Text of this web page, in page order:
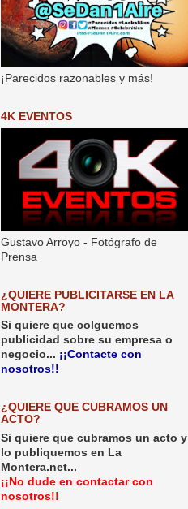
¡Parecidos razonables y más!
4K EVENTOS
Gustavo Arroyo - Fotógrafo de
Prensa
¿QUIERE PUBLICITARSE EN LA
MONTERA?
Si quiere que colguemos
publicidad sobre su empresa o
negocio... ¡¡Contacte con
nosotros!!
¿QUIERE QUE CUBRAMOS UN
ACTO?
Si quiere que cubramos un acto y
lo publiquemos en La
Montera.net...
¡¡No dude en contactar con
nosotros!!